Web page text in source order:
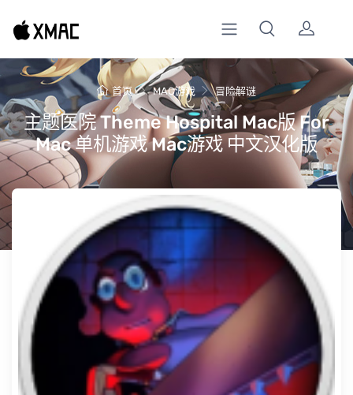
首页 MAC游戏 冒险解谜
主题医院 Theme Hospital Mac版 For
Mac 单机游戏 Mac游戏 中文汉化版